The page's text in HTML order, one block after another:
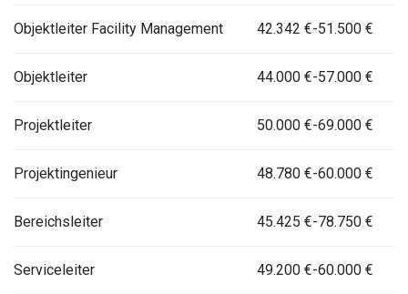
Objektleiter Facility Management 42.342 €-51.500 €
Objektleiter 44.000 €-57.000 €
Projektleiter 50.000 €-69.000 €
Projektingenieur 48.780 €-60.000 €
Bereichsleiter 45.425 €-78.750 €
Serviceleiter 49.200 €-60.000 €